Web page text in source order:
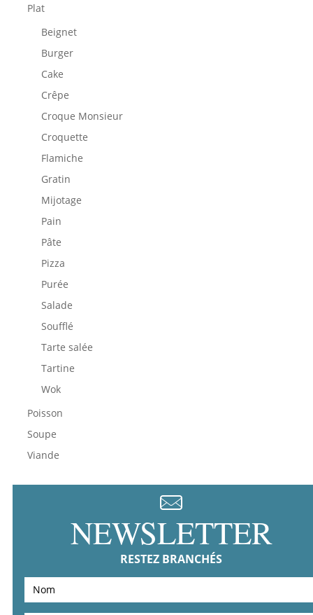
Plat
Beignet
Burger
Cake
Crêpe
Croque Monsieur
Croquette
Flamiche
Gratin
Mijotage
Pain
Pâte
Pizza
Purée
Salade
Soufflé
Tarte salée
Tartine
Wok
Poisson
Soupe
Viande
NEWSLETTER
RESTEZ BRANCHÉS